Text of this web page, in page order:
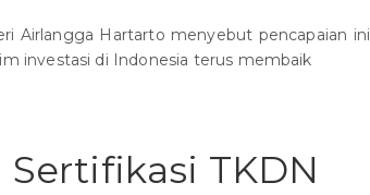
Airlangga Hartarto menyebut pencapaian ini
investasi di Indonesia terus membaik
TKDN